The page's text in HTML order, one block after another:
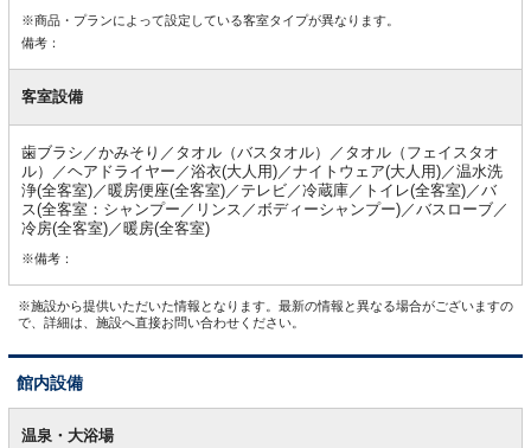
※商品・プランによって設定している客室タイプが異なります。
備考：
客室設備
歯ブラシ／かみそり／タオル（バスタオル）／タオル（フェイスタオ
ル）／ヘアドライヤー／浴衣(大人用)／ナイトウェア(大人用)／温水洗
浄(全客室)／暖房便座(全客室)／テレビ／冷蔵庫／トイレ(全客室)／バ
ス(全客室：シャンプー／リンス／ボディーシャンプー)／バスローブ／
冷房(全客室)／暖房(全客室)
※備考：
※施設から提供いただいた情報となります。最新の情報と異なる場合がございますの
で、詳細は、施設へ直接お問い合わせください。
館内設備
内温泉・大浴場